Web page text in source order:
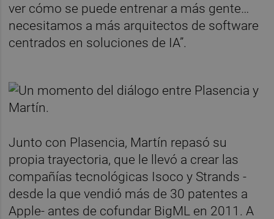
ver cómo se puede entrenar a más gente…
necesitamos a más arquitectos de software
centrados en soluciones de IA”.
Junto con Plasencia, Martín repasó su
propia trayectoria, que le llevó a crear las
compañías tecnológicas Isoco y Strands -
desde la que vendió más de 30 patentes a
Apple- antes de cofundar BigML en 2011. A